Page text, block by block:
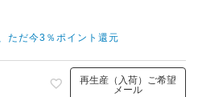
ただ今3％ポイント還元
再生産（入荷）ご希望
メール